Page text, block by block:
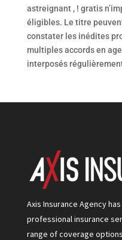
astreignant , ! gratis
éligibles. Le titre
constater les inédites
multiples accords en
interposés
Axis Insurance Agency
professional insurance
range of coverage